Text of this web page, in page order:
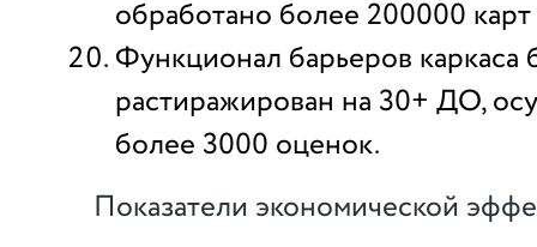
обработано более 200000
Функционал барьеров каркаса
растиражирован на 30+ ДО,
более 3000 оценок.
Показатели экономической